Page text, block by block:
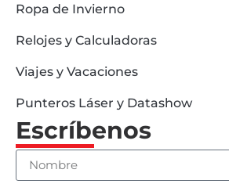
Ropa de Invierno
Relojes y Calculadoras
Viajes y Vacaciones
Punteros Láser y Datashow
Escríbenos